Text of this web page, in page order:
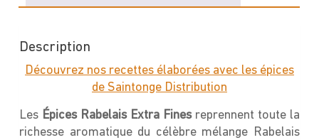
Description
Découvrez nos recettes élaborées avec les épices
de Saintonge Distribution
Les Épices Rabelais Extra Finesreprennent toute la
richesse aromatique du célèbre mélange Rabelais